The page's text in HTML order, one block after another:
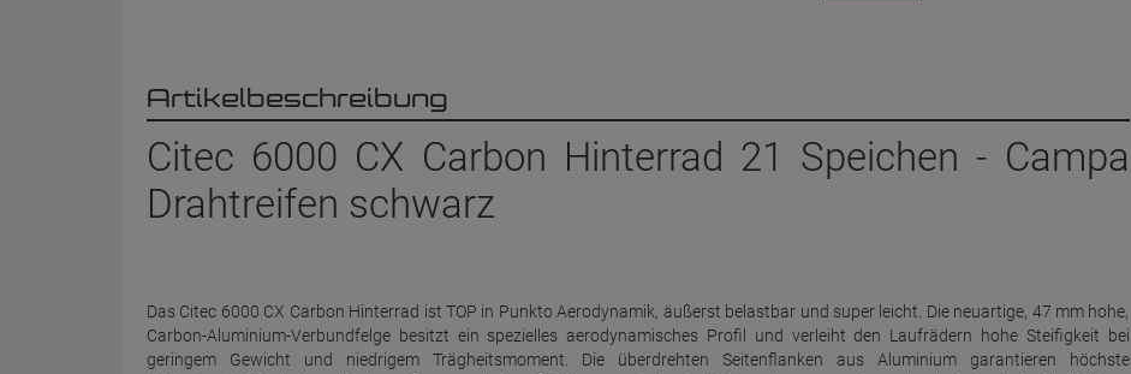
Artikelbeschreibung
Citec 6000 CX Carbon Hinterrad 21 Speichen - Campa
Drahtreifen schwarz
Das Citec 6000 CX Carbon Hinterrad ist TOP in Punkto Aerodynamik, äußerst belastbar und super leicht. Die neuartige, 47 mm hohe,
Carbon-Aluminium-Verbundfelge besitzt ein spezielles aerodynamisches Profil und verleiht den Laufrädern hohe Steifigkeit bei
geringem Gewicht und niedrigem Trägheitsmoment. Die überdrehten Seitenflanken aus Aluminium garantieren höchste